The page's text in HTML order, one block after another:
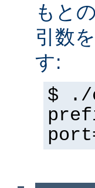
もとの
引数を
す:
$ ./